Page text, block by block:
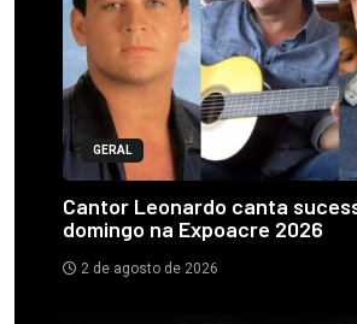
GERAL
Cantor Leonardo canta
domingo na Expoacre 2026
2 de agosto de 2026